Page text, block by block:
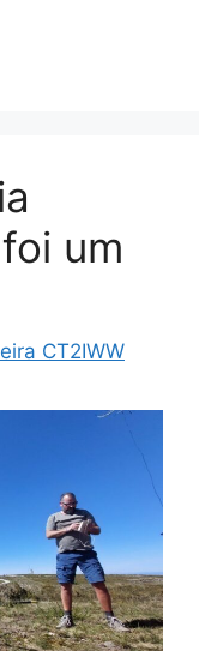
um
CT2IWW